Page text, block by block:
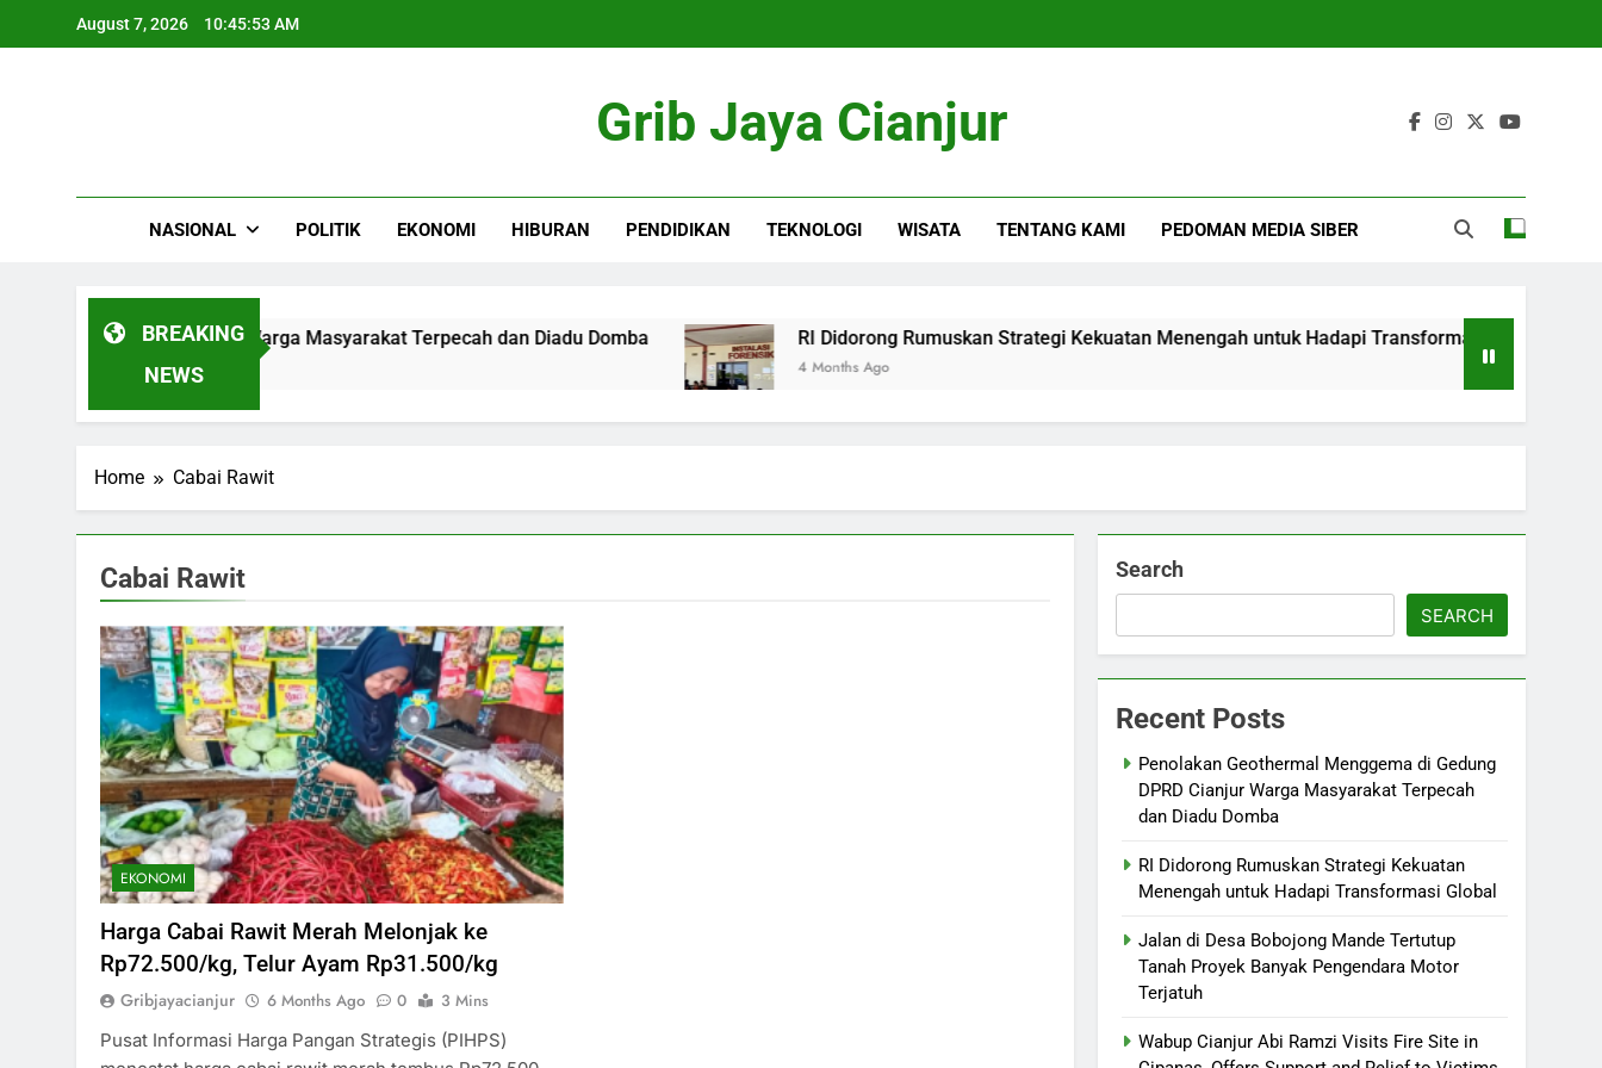
August 7, 2026 10:45:53 AM
Grib Jaya Cianjur
NASIONAL POLITIK EKONOMI HIBURAN PENDIDIKAN TEKNOLOGI WISATA TENTANG KAMI PEDOMAN MEDIA SIBER
BREAKING
NEWS
DPRD Cianjur Warga Masyarakat Terpecah dan Diadu Domba RI Didorong Rumuskan Strategi Kekuatan Menengah untuk Hadapi Transformasi Global
4 Months Ago
Home Cabai Rawit
Cabai Rawit
EKONOMI
Harga Cabai Rawit Merah Melonjak ke
Rp72.500/kg, Telur Ayam Rp31.500/kg
Gribjayacianjur 6 Months Ago 0
3 Mins
Pusat Informasi Harga Pangan Strategis (PIHPS)
Search
SEARCH
Recent Posts
Penolakan Geothermal Menggema di Gedung
DPRD Cianjur Warga Masyarakat Terpecah
dan Diadu Domba
RI Didorong Rumuskan Strategi Kekuatan
Menengah untuk Hadapi Transformasi Global
Jalan di Desa Bobojong Mande Tertutup
Tanah Proyek Banyak Pengendara Motor
Terjatuh
Wabup Cianjur Abi Ramzi Visits Fire Site in